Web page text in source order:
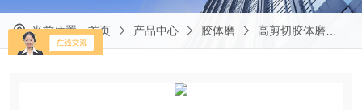
当前位置：首页 产品中心 胶体磨 高剪切胶体磨